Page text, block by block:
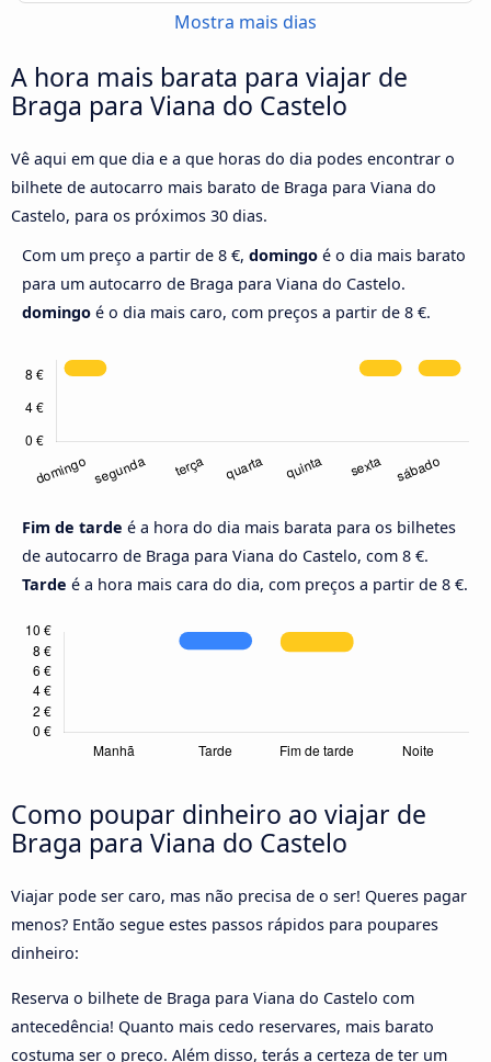
Mostra mais dias
A hora mais barata para viajar de
Braga para Viana do Castelo
Vê aqui em que dia e a que horas do dia podes encontrar o
bilhete de autocarro mais barato de Braga para Viana do
Castelo, para os próximos 30 dias.
Com um preço a partir de 8 €, domingo é o dia mais barato
para um autocarro de Braga para Viana do Castelo.
domingo é o dia mais caro, com preços a partir de 8 €.
Fim de tarde é a hora do dia mais barata para os bilhetes
de autocarro de Braga para Viana do Castelo, com 8 €.
Tarde é a hora mais cara do dia, com preços a partir de 8 €.
Como poupar dinheiro ao viajar de
Braga para Viana do Castelo
Viajar pode ser caro, mas não precisa de o ser! Queres pagar
menos? Então segue estes passos rápidos para poupares
dinheiro:
Reserva o bilhete de Braga para Viana do Castelo com
antecedência! Quanto mais cedo reservares, mais barato
costuma ser o preço. Além disso, terás a certeza de ter um